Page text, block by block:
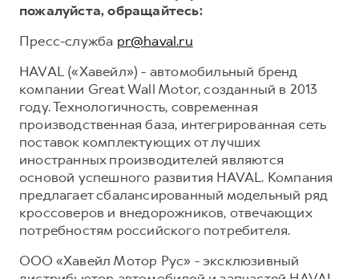
пожалуйста, обращайтесь:
Пресс-служба pr@haval.ru
HAVAL («Хавейл») - автомобильный бренд
компании Great Wall Motor, созданный в 2013
году. Технологичность, современная
производственная база, интегрированная сеть
поставок комплектующих от лучших
иностранных производителей являются
основой успешного развития HAVAL. Компания
предлагает сбалансированный модельный ряд
кроссоверов и внедорожников, отвечающих
потребностям российского потребителя.
ООО «Хавейл Мотор Рус» - эксклюзивный